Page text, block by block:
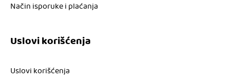
Način isporuke i plaćanja
Uslovi korišćenja
Uslovi korišćenja